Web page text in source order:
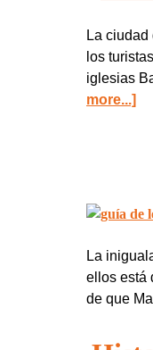
La
los
iglesias
more...]
La
ellos está
de que